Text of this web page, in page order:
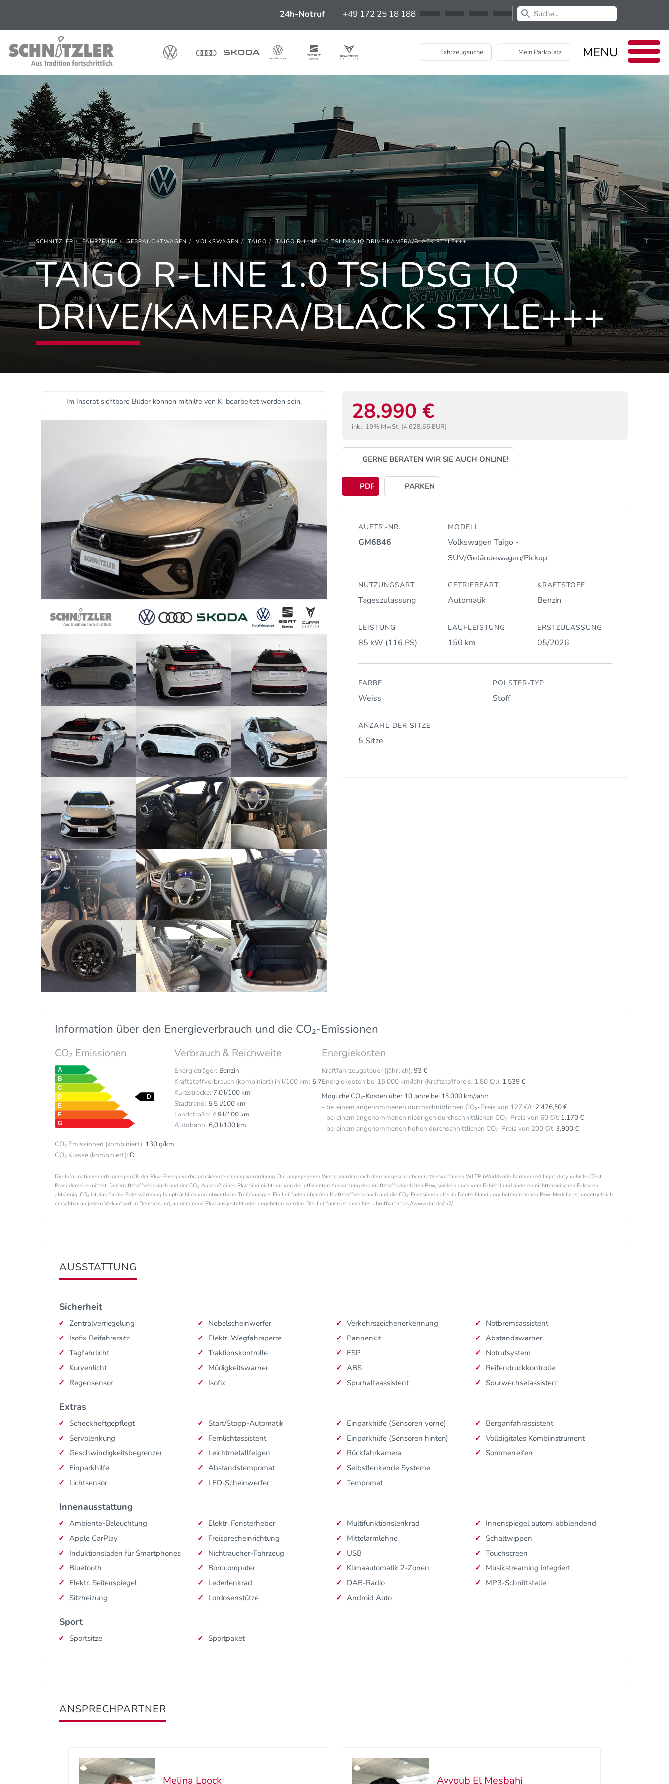
24h-Notruf +49 172 25 18 188
Fahrzeugsuche Mein Parkplatz MENU
Newsletter
EU Data Act
SCHNITZLER FAHRZEUGE GEBRAUCHTWAGEN VOLKSWAGEN TAIGO TAIGO R-LINE 1.0 TSI DSG IQ DRIVE/KAMERA/BLACK STYLE+++
TAIGO R-LINE 1.0 TSI DSG IQ
DRIVE/KAMERA/BLACK STYLE+++
Im Inserat sichtbare Bilder können mithilfe von KI bearbeitet worden sein. 28.990 €
inkl. 19% MwSt. (4.628,65 EUR)
GERNE BERATEN WIR SIE AUCH ONLINE!
PDF PARKEN
AUFTR.-NR.
GM6846
MODELL
Volkswagen Taigo -
SUV/Geländewagen/Pickup
NUTZUNGSART
Tageszulassung
GETRIEBEART
Automatik
KRAFTSTOFF
Benzin
LEISTUNG
85 kW (116 PS)
LAUFLEISTUNG
150 km
ERSTZULASSUNG
05/2026
FARBE
Weiss
POLSTER-TYP
Stoff
ANZAHL DER SITZE
5 Sitze
Information über den Energieverbrauch und die CO₂-Emissionen
CO₂ Emissionen
CO₂ Emissionen (kombiniert): 130 g/km
CO₂ Klasse (kombiniert): D
Verbrauch & Reichweite
Energieträger: Benzin
Kraftstoffverbrauch (kombiniert) in l/100 km: 5,7
Kurzstrecke: 7,0 l/100 km
Stadtrand: 5,5 l/100 km
Landstraße: 4,9 l/100 km
Autobahn: 6,0 l/100 km
Energiekosten
Kraftfahrzeugsteuer (jährlich): 93 €
Energiekosten bei 15.000 km/Jahr (Kraftstoffpreis: 1,80€/l): 1.539 €
Mögliche CO₂-Kosten über 10 Jahre bei 15.000 km/Jahr:
- bei einem angenommenen durchschnittlichen CO₂-Preis von 127 €/t: 2.476,50 €
- bei einem angenommenen niedrigen durchschnittlichen CO₂-Preis von 60 €/t: 1.170 €
- bei einem angenommenen hohen durchschnittlichen CO₂-Preis von 200 €/t: 3.900 €
Die Informationen erfolgen gemäß der Pkw-Energieverbrauchskennzeichnungsverordnung. Die angegebenen Werte wurden nach dem vorgeschriebenen Messverfahren WLTP (Worldwide harmonised Light-duty vehicles Test
Procedures) ermittelt. Der Kraftstoffverbrauch und der CO₂-Ausstoß eines Pkw sind nicht nur von der effizienten Ausnutzung des Kraftstoffs durch den Pkw, sondern auch vom Fahrstil und anderen nichttechnischen Faktoren
abhängig. CO₂ ist das für die Erderwärmung hauptsächlich verantwortliche Treibhausgas. Ein Leitfaden über den Kraftstoffverbrauch und die CO₂-Emissionen aller in Deutschland angebotenen neuen Pkw-Modelle ist unentgeltlich
einsehbar an jedem Verkaufsort in Deutschland, an dem neue Pkw ausgestellt oder angeboten werden. Der Leitfaden ist auch hier abrufbar: https://www.dat.de/co2/
AUSSTATTUNG
Sicherheit
Zentralverriegelung
Isofix Beifahrersitz
Tagfahrlicht
Kurvenlicht
Regensensor
Nebelscheinwerfer
Elektr. Wegfahrsperre
Traktionskontrolle
Müdigkeitswarner
Isofix
Verkehrszeichenerkennung
Pannenkit
ESP
ABS
Spurhalteassistent
Notbremsassistent
Abstandswarner
Notrufsystem
Reifendruckkontrolle
Spurwechselassistent
Extras
Scheckheftgepflegt
Servolenkung
Geschwindigkeitsbegrenzer
Einparkhilfe
Lichtsensor
Start/Stopp-Automatik
Fernlichtassistent
Leichtmetallfelgen
Abstandstempomat
LED-Scheinwerfer
Einparkhilfe (Sensoren vorne)
Einparkhilfe (Sensoren hinten)
Rückfahrkamera
Selbstlenkende Systeme
Tempomat
Berganfahrassistent
Volldigitales Kombiinstrument
Sommerreifen
Innenausstattung
Ambiente-Beleuchtung
Apple CarPlay
Induktionsladen für Smartphones
Bluetooth
Elektr. Seitenspiegel
Sitzheizung
Elektr. Fensterheber
Freisprecheinrichtung
Nichtraucher-Fahrzeug
Bordcomputer
Lederlenkrad
Lordosenstütze
Multifunktionslenkrad
Mittelarmlehne
USB
Klimaautomatik 2-Zonen
DAB-Radio
Android Auto
Innenspiegel autom. abblendend
Schaltwippen
Touchscreen
Musikstreaming integriert
MP3-Schnittstelle
Sport
Sportsitze Sportpaket
ANSPRECHPARTNER
Melina Loock Ayyoub El Mesbahi